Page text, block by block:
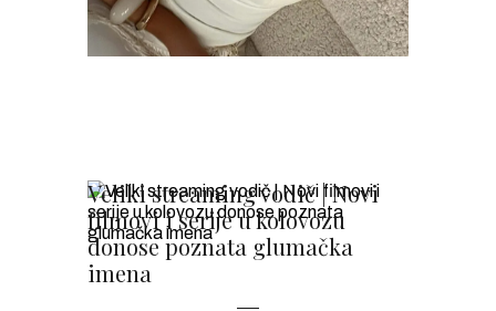
Veliki streaming vodič | Novi
filmovi i serije u kolovozu
donose poznata glumačka
imena